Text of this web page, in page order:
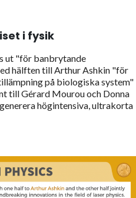
i fysik
ut "för banbrytande
hälften till Arthur Ashkin "för
på biologiska system"
till Gérard Mourou och Donna
högintensiva, ultrakorta